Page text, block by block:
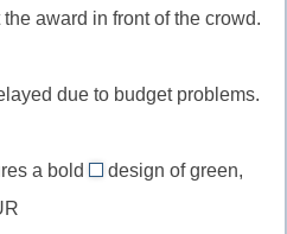
(ce
t)
award in front of the crowd.
due to budget problems.
a bold
tricolour
design of green,